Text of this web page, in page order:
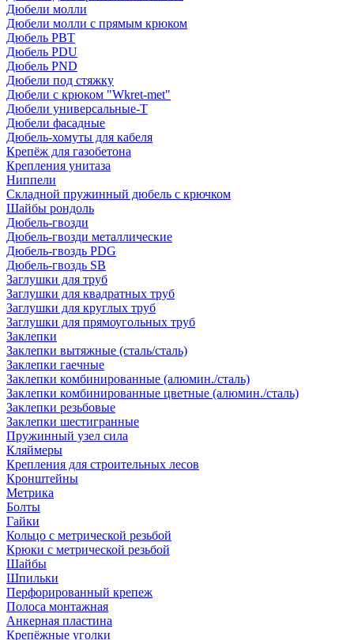
Дюбели молли
Дюбели молли с прямым крюком
Дюбель PBT
Дюбель PDU
Дюбель PND
Дюбели под стяжку
Дюбели с крюком "Wkret-met"
Дюбели универсальные-Т
Дюбели фасадные
Дюбель-хомуты для кабеля
Крепёж для газобетона
Крепления унитаза
Ниппели
Складной пружинный дюбель с крючком
Шайбы рондоль
Дюбель-гвозди
Дюбель-гвозди металлические
Дюбель-гвоздь PDG
Дюбель-гвоздь SB
Заглушки для труб
Заглушки для квадратных труб
Заглушки для круглых труб
Заглушки для прямоугольных труб
Заклепки
Заклепки вытяжные (сталь/сталь)
Заклепки гаечные
Заклепки комбинированные (алюмин./сталь)
Заклепки комбинированные цветные (алюмин./сталь)
Заклепки резьбовые
Заклепки шестигранные
Пружинный узел сила
Кляймеры
Крепления для строительных лесов
Кронштейны
Метрика
Болты
Гайки
Кольцо с метрической резьбой
Крюки с метрической резьбой
Шайбы
Шпильки
Перфорированный крепеж
Полоса монтажная
Анкерная пластина
Крепёжные уголки